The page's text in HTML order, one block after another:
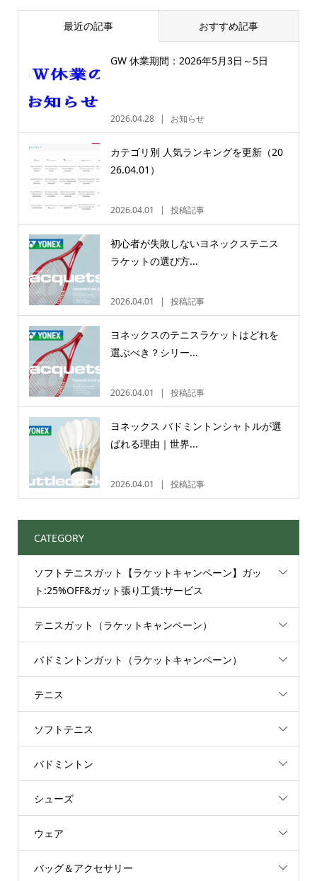
最近の記事 おすすめ記事
GW 休業期間：2026年5月3日～5日
2026.04.28 お知らせ
カテゴリ別 人気ランキングを更新（20
26.04.01）
2026.04.01 投稿記事
初心者が失敗しないヨネックステニス
ラケットの選び方...
2026.04.01 投稿記事
ヨネックスのテニスラケットはどれを
選ぶべき？シリー...
2026.04.01 投稿記事
ヨネックス バドミントンシャトルが選
ばれる理由｜世界...
2026.04.01 投稿記事
CATEGORY
ソフトテニスガット【ラケットキャンペーン】ガッ
ト:25%OFF&ガット張り工賃:サービス
テニスガット（ラケットキャンペーン）
バドミントンガット（ラケットキャンペーン）
テニス
ソフトテニス
バドミントン
シューズ
ウェア
バッグ＆アクセサリー